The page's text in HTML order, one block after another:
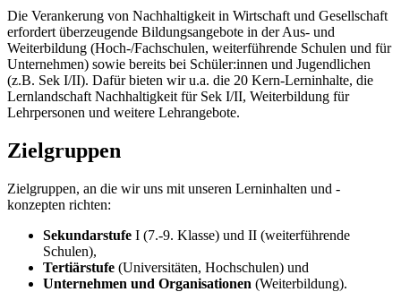
Die Verankerung von Nachhaltigkeit in Wirtschaft und Gesellschaft
erfordert überzeugende Bildungsangebote in der Aus- und
Weiterbildung (Hoch-/Fachschulen, weiterführende Schulen und für
Unternehmen) sowie bereits bei Schüler:innen und Jugendlichen
(z.B. Sek I/II). Dafür bieten wir u.a. die 20 Kern-Lerninhalte, die
Lernlandschaft Nachhaltigkeit für Sek I/II, Weiterbildung für
Lehrpersonen und weitere Lehrangebote.
Zielgruppen
Zielgruppen, an die wir uns mit unseren Lerninhalten und -
konzepten richten:
Sekundarstufe I (7.-9. Klasse) und II (weiterführende
Schulen),
Tertiärstufe (Universitäten, Hochschulen) und
Unternehmen und Organisationen (Weiterbildung).